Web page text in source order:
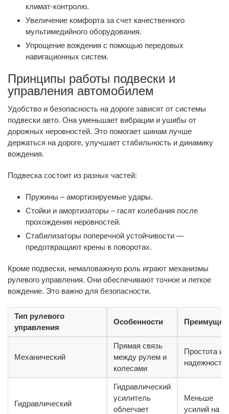
климат-контролю.
Увеличение комфорта за счет качественного
мультимедийного оборудования.
Упрощение вождения с помощью передовых
навигационных систем.
Принципы работы подвески и
управления автомобилем
Удобство и безопасность на дороге зависят от системы
подвески авто. Она уменьшает вибрации и ушибы от
дорожных неровностей. Это помогает шинам лучше
держаться на дороге, улучшает стабильность и динамику
вождения.
Подвеска состоит из разных частей:
Пружины – амортизируемые удары.
Стойки и амортизаторы – гасят колебания после
прохождения неровностей.
Стабилизаторы поперечной устойчивости —
предотвращают крены в поворотах.
Кроме подвески, немаловажную роль играют механизмы
рулевого управления. Они обеспечивают точное и легкое
вождение. Это важно для безопасности.
Тип рулевого
управления
Особенности
Механический
Прямая связь
между рулем и
колесами
Простота и
надежность
Гидравлический
Гидравлический
усилитель
облегчает
Меньше
усилий на